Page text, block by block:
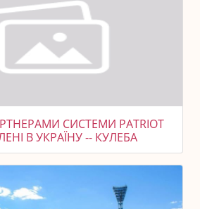
СИСТЕМИ PATRIOT
В УКРАЇНУ -- КУЛЕБА